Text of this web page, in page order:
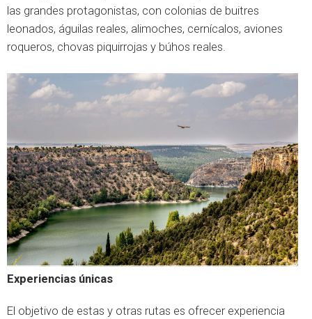
las grandes protagonistas, con colonias de buitres
leonados, águilas reales, alimoches, cernícalos, aviones
roqueros, chovas piquirrojas y búhos reales.
Experiencias únicas
El objetivo de estas y otras rutas es ofrecer experiencia